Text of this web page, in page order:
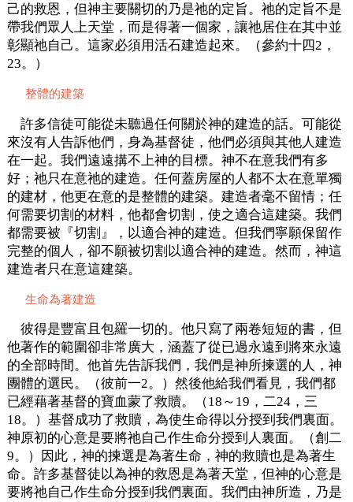
己的救恩，但神主要關切的乃是祂的定旨。祂的定旨不是
帶我們眾人上天堂，而是得著一個家，讓祂居住在其中並
彰顯祂自己。這家必須用活石建造起來。（參約十四2，
23。）
整體的建築
許多信徒可能從未聽過任何關於神的建造的話。可能從
來沒有人告訴他們，身為基督徒，他們必須與其他人建造
在一起。我們遠遠搆不上神的目標。神不在意我們有多
好；祂只在意祂的建造。任何蓋房屋的人都不太在意單獨
的建材，他更在意的是整體的建築。建造者毫不留情；任
何需要切割的材料，他都會切割，使之適合這建築。我們
都需要被『切割』，以適合神的建造。但我們寧願保留作
完整的個人，卻不願被切割以適合神的建造。然而，神這
建造者只在意這建築。
生命為著建造
彼得是豐富且包羅一切的。他只寫了兩卷短短的書，但
他著作的範圍卻非常廣大，涵蓋了從已過永遠到將來永遠
的全部時間。他首先告訴我們，我們是神所揀選的人，神
團體的選民。（彼前一2。）然後他給我們看見，我們都
已經藉著基督的寶血蒙了救贖。（18～19，二24，三
18。）基督成功了救贖，為使生命得以分授到我們裏面。
神原初的心意是要將祂自己作生命分授到人裏面。（創二
9。）因此，神的揀選是為著生命，神的救贖也是為著生
命。許多基督徒以為神的救恩是為著天堂，但神的心意是
要將祂自己作生命分授到我們裏面。我們由神所造，乃是